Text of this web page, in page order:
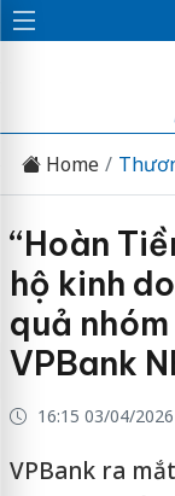
Home
“Hoàn
hộ kinh
quả
VPBank
16:15 03/04/2026
VPBank ra